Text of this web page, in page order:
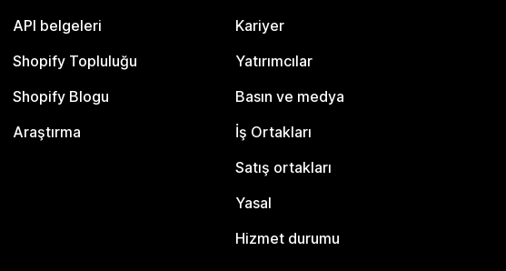
API belgeleri
Shopify Topluluğu
Shopify Blogu
Araştırma
Kariyer
Yatırımcılar
Basın ve medya
İş Ortakları
Satış ortakları
Yasal
Hizmet durumu